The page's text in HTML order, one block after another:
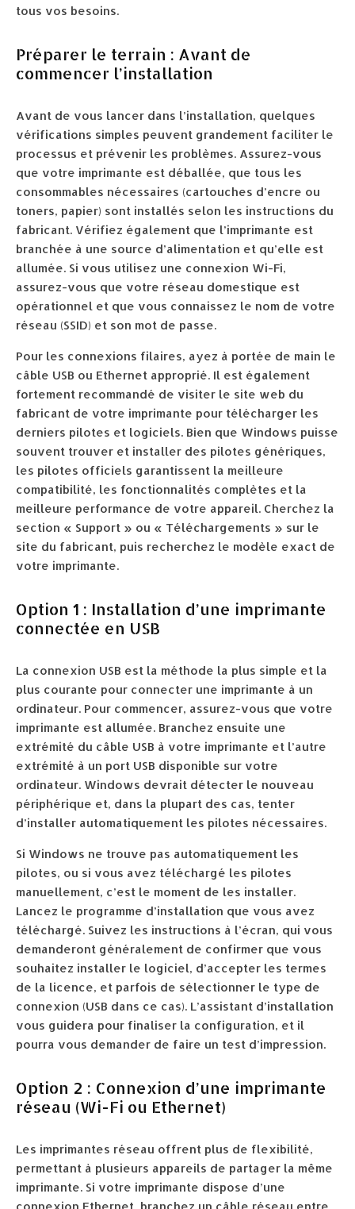
tous vos besoins.
Préparer le terrain : Avant de
commencer l’installation
Avant de vous lancer dans l’installation, quelques
vérifications simples peuvent grandement faciliter le
processus et prévenir les problèmes. Assurez-vous
que votre imprimante est déballée, que tous les
consommables nécessaires (cartouches d’encre ou
toners, papier) sont installés selon les instructions du
fabricant. Vérifiez également que l’imprimante est
branchée à une source d’alimentation et qu’elle est
allumée. Si vous utilisez une connexion Wi-Fi,
assurez-vous que votre réseau domestique est
opérationnel et que vous connaissez le nom de votre
réseau (SSID) et son mot de passe.
Pour les connexions filaires, ayez à portée de main le
câble USB ou Ethernet approprié. Il est également
fortement recommandé de visiter le site web du
fabricant de votre imprimante pour télécharger les
derniers pilotes et logiciels. Bien que Windows puisse
souvent trouver et installer des pilotes génériques,
les pilotes officiels garantissent la meilleure
compatibilité, les fonctionnalités complètes et la
meilleure performance de votre appareil. Cherchez la
section « Support » ou « Téléchargements » sur le
site du fabricant, puis recherchez le modèle exact de
votre imprimante.
Option 1 : Installation d’une imprimante
connectée en USB
La connexion USB est la méthode la plus simple et la
plus courante pour connecter une imprimante à un
ordinateur. Pour commencer, assurez-vous que votre
imprimante est allumée. Branchez ensuite une
extrémité du câble USB à votre imprimante et l’autre
extrémité à un port USB disponible sur votre
ordinateur. Windows devrait détecter le nouveau
périphérique et, dans la plupart des cas, tenter
d’installer automatiquement les pilotes nécessaires.
Si Windows ne trouve pas automatiquement les
pilotes, ou si vous avez téléchargé les pilotes
manuellement, c’est le moment de les installer.
Lancez le programme d’installation que vous avez
téléchargé. Suivez les instructions à l’écran, qui vous
demanderont généralement de confirmer que vous
souhaitez installer le logiciel, d’accepter les termes
de la licence, et parfois de sélectionner le type de
connexion (USB dans ce cas). L’assistant d’installation
vous guidera pour finaliser la configuration, et il
pourra vous demander de faire un test d’impression.
Option 2 : Connexion d’une imprimante
réseau (Wi-Fi ou Ethernet)
Les imprimantes réseau offrent plus de flexibilité,
permettant à plusieurs appareils de partager la même
imprimante. Si votre imprimante dispose d’une